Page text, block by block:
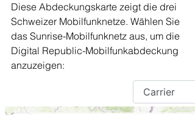
Diese Abdeckungskarte zeigt die drei
Schweizer Mobilfunknetze. Wählen Sie
das Sunrise-Mobilfunknetz aus, um die
Digital Republic-Mobilfunkabdeckung
anzuzeigen: